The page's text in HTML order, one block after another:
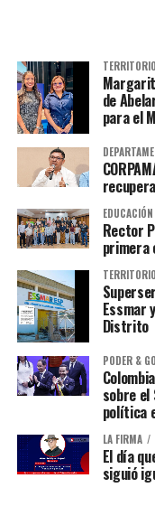
de
para el
EDUCACIÓN
Rector
primera
Essmar
Distrito
PODER &
sobre el
política
LA FIRMA
El día
siguió